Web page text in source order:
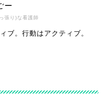
張り)な看護師
ー
ブ。行動はアクティブ。